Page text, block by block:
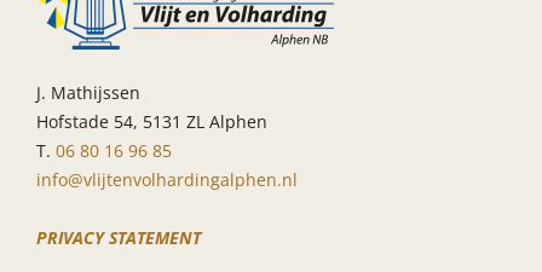
J. Mathijssen
Hofstade 54, 5131 ZL Alphen
T. 06 80 16 96 85
info@vlijtenvolhardingalphen.nl
PRIVACY STATEMENT